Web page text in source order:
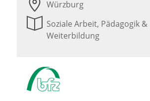
Würzburg
Soziale Arbeit, Pädagogik &
Weiterbildung